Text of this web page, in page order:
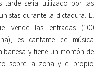
tarde sería utilizado por las
durante la dictadura. El
vende las entradas (100
es cantante de música
y tiene un montón de
sobre la zona y el propio